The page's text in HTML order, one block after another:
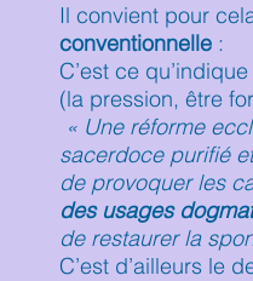
Il convient pour
conventionnelle :
C’est ce
(la pression, être
« Une réforme
sacerdoce purifié
de provoquer les
des usages
de restaurer la
C’est d’ailleurs le